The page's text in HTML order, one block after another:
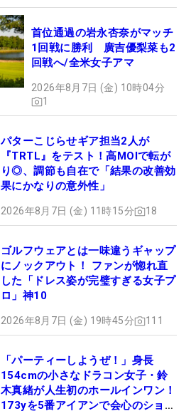
首位通過の岩永杏奈がマッチ
1回戦に勝利 廣吉優梨菜も2
回戦へ/全米女子アマ
2026年8月7日 (金) 10時04分
1
パターこじらせギア担当2人が
『TRTL』をテスト！高MOIで転が
り◎、調節も自在で「結果の改善効
果にかなりの意外性」
2026年8月7日 (金) 11時15分 18
ゴルフウェアとは一味違うギャップ
にノックアウト！ ファンが惚れ直
した「ドレス姿が完璧すぎる女子プ
ロ」神10
2026年8月7日 (金) 19時45分 111
「パーティーしようぜ！」身長
154cmの小さなドラコン女子・鈴
木真緒が人生初のホールインワン！
173yを5番アイアンで会心のショッ